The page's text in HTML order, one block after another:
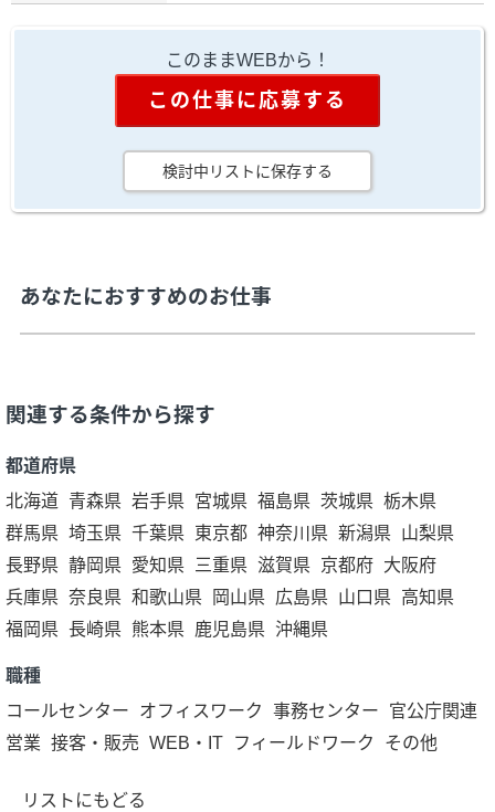
このままWEBから！
この仕事に応募する
検討中リストに保存する
あなたにおすすめのお仕事
関連する条件から探す
都道府県
北海道 青森県 岩手県 宮城県 福島県 茨城県 栃木県
群馬県 埼玉県 千葉県 東京都 神奈川県 新潟県 山梨県
長野県 静岡県 愛知県 三重県 滋賀県 京都府 大阪府
兵庫県 奈良県 和歌山県 岡山県 広島県 山口県 高知県
福岡県 長崎県 熊本県 鹿児島県 沖縄県
職種
コールセンター
オフィスワーク 事務センター
官公庁関連
営業 接客・販売 WEB・IT フィールドワーク その他
リストにもどる